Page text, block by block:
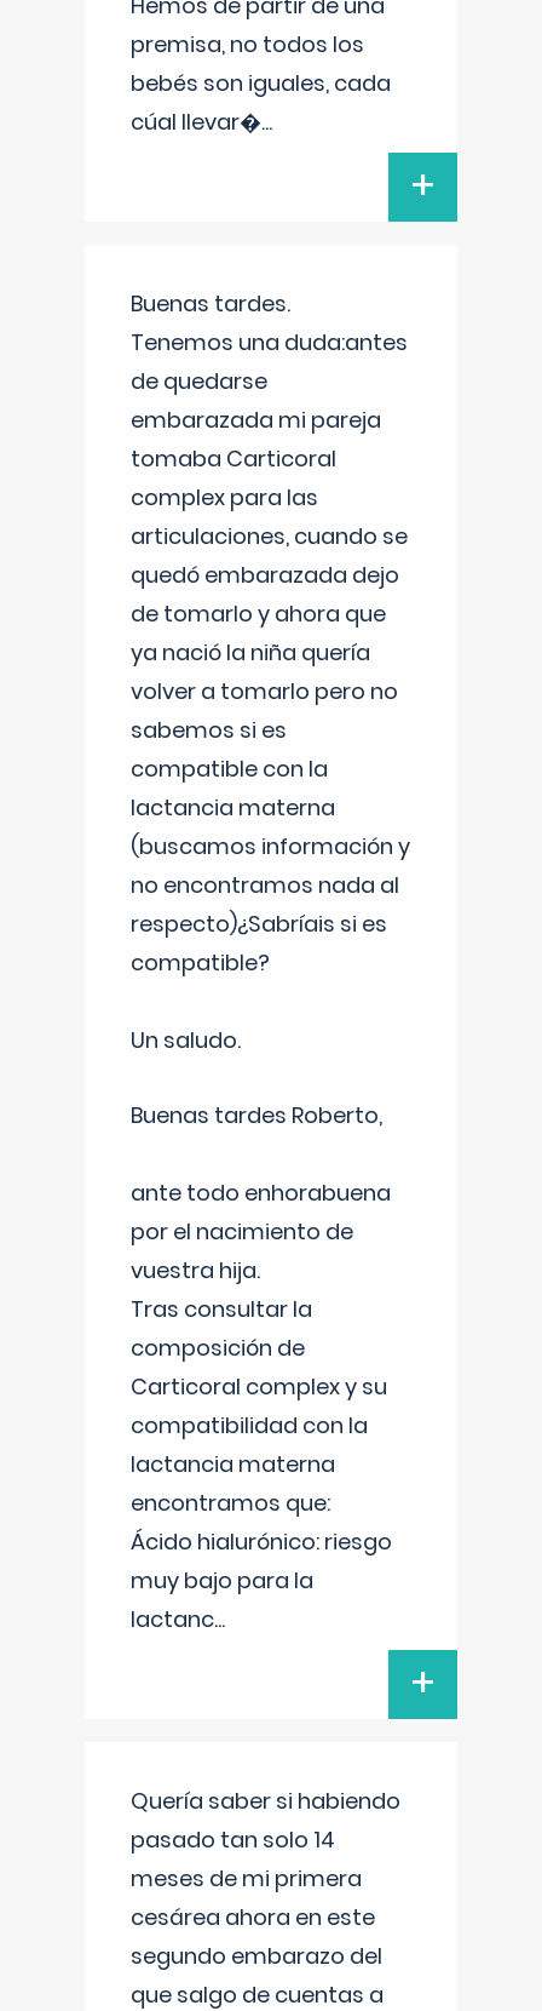
premisa, no todos los
bebés son iguales, cada
cúal llevar�...
+
Buenas tardes.
Tenemos una duda:antes
de quedarse
embarazada mi pareja
tomaba Carticoral
complex para las
articulaciones, cuando se
quedó embarazada dejo
de tomarlo y ahora que
ya nació la niña quería
volver a tomarlo pero no
sabemos si es
compatible con la
lactancia materna
(buscamos información y
no encontramos nada al
respecto)¿Sabríais si es
compatible?
Un saludo.
Buenas tardes Roberto,
ante todo enhorabuena
por el nacimiento de
vuestra hija.
Tras consultar la
composición de
Carticoral complex y su
compatibilidad con la
lactancia materna
encontramos que:
Ácido hialurónico: riesgo
muy bajo para la
lactanc...
+
Quería saber si habiendo
pasado tan solo 14
meses de mi primera
cesárea ahora en este
segundo embarazo del
que salgo de cuentas a